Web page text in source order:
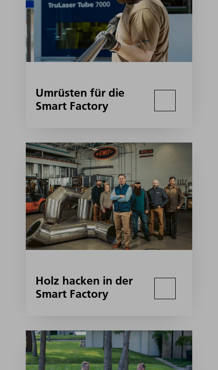
Umrüsten für die
Smart Factory
Holz hacken in der
Smart Factory